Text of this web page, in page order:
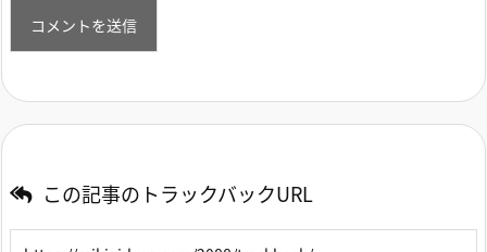
この記事のトラックバックURL